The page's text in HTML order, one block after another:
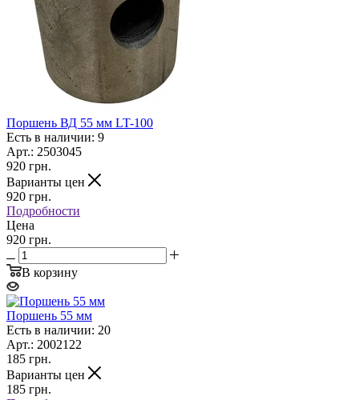
Поршень ВД 55 мм LT-100
Есть в наличии: 9
Арт.: 2503045
920 грн.
Варианты цен
920 грн.
Подробности
Цена
920 грн.
В корзину
Поршень 55 мм
Есть в наличии: 20
Арт.: 2002122
185 грн.
Варианты цен
185 грн.